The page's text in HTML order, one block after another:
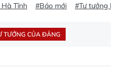
Tĩnh #Báo mới #Tư tưởng
TƯỞNG CỦA ĐẢNG